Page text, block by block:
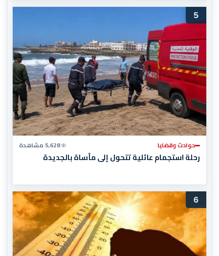
5
حوادث وقضايا 5,628 مشاهدة
رحلة استجمام عائلية تتحول إلى مأساة بالجديدة
6